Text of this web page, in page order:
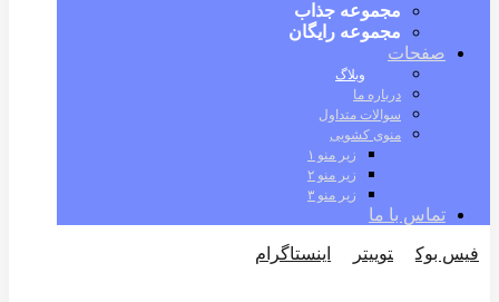
مجموعه جذاب
مجموعه رایگان
صفحات
وبلاگ
درباره ما
سوالات متداول
منوی کشویی
زیر منو ۱
زیر منو ۲
زیر منو ۳
تماس با ما
فیس بوک توییتر
اینستاگرام